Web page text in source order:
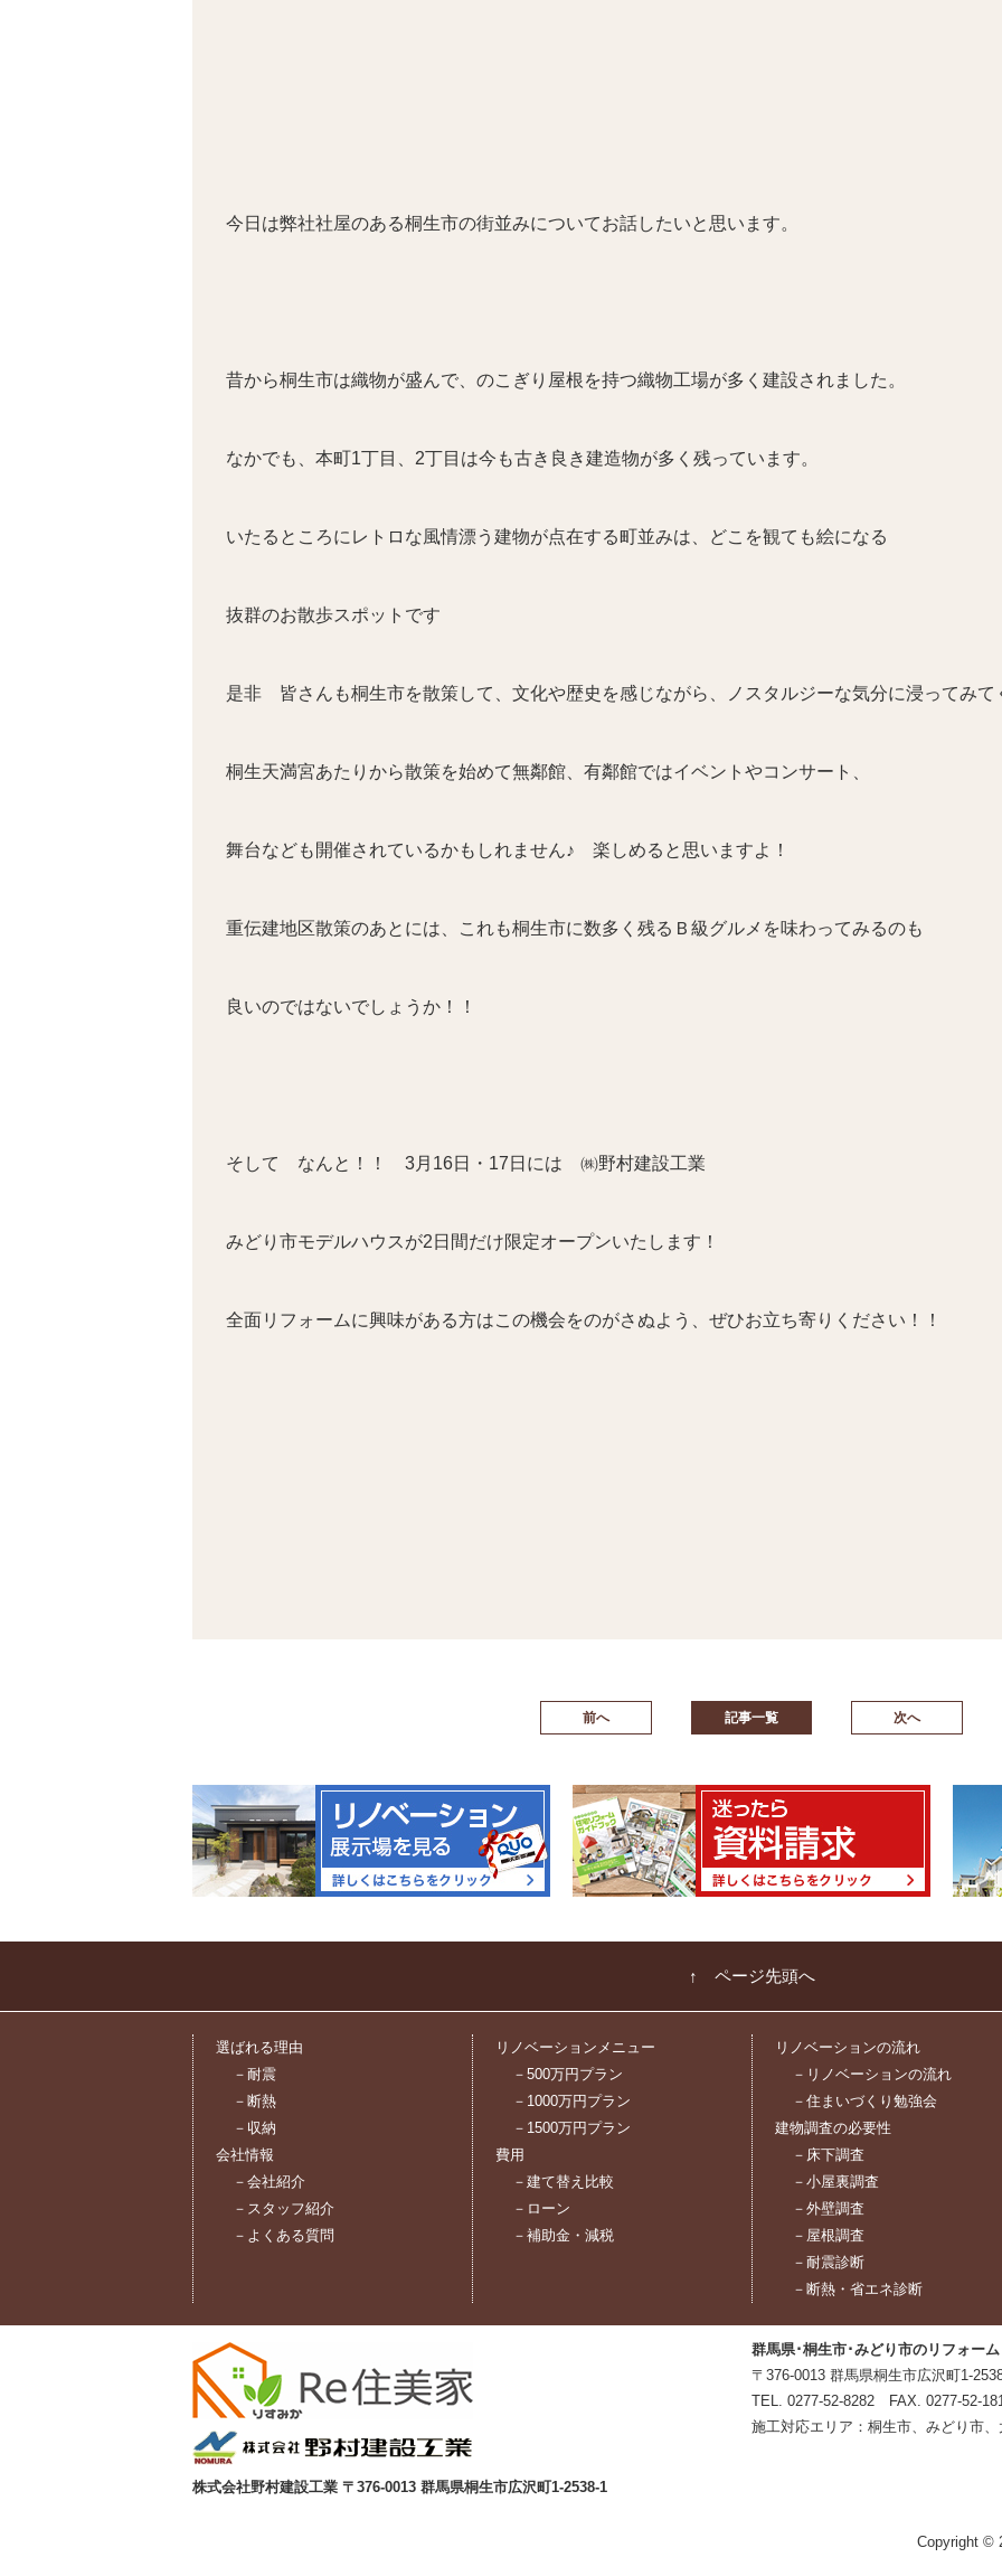
今日は弊社社屋のある桐生市の街並みについてお話したいと思います。
昔から桐生市は織物が盛んで、のこぎり屋根を持つ織物工場が多く建設されました。
なかでも、本町1丁目、2丁目は今も古き良き建造物が多く残っています。
いたるところにレトロな風情漂う建物が点在する町並みは、どこを観ても絵になる
抜群のお散歩スポットです
是非 皆さんも桐生市を散策して、文化や歴史を感じながら、ノスタルジーな気分に浸ってみて
桐生天満宮あたりから散策を始めて無鄰館、有鄰館ではイベントやコンサート、
舞台なども開催されているかもしれません♪ 楽しめると思いますよ！
重伝建地区散策のあとには、これも桐生市に数多く残るＢ級グルメを味わってみるのも
良いのではないでしょうか！！
そして なんと！！ 3月16日・17日には ㈱野村建設工業
みどり市モデルハウスが2日間だけ限定オープンいたします！
全面リフォームに興味がある方はこの機会をのがさぬよう、ぜひお立ち寄りください！！
前へ 記事一覧 次へ
↑ ページ先頭へ
選ばれる理由
－耐震
－断熱
－収納
会社情報
－会社紹介
－スタッフ紹介
－よくある質問
リノベーションメニュー
－500万円プラン
－1000万円プラン
－1500万円プラン
費用
－建て替え比較
－ローン
－補助金・減税
リノベーションの流れ
－リノベーションの流れ
－住まいづくり勉強会
建物調査の必要性
－床下調査
－小屋裏調査
－外壁調査
－屋根調査
－耐震診断
－断熱・省エネ診断
株式会社野村建設工業 〒376-0013 群馬県桐生市広沢町1-2538-1
群馬県･桐生市･みどり市のリフォー
〒376-0013 群馬県桐生市広沢町1-
TEL. 0277-52-8282 FAX. 0277-52-
施工対応エリア：桐生市、みどり市
Copyright ©